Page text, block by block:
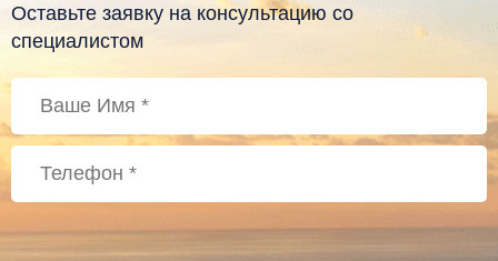
Оставьте заявку на консультацию со
специалистом